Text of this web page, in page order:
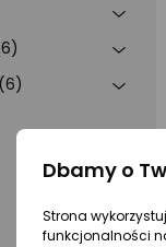
Dbamy o
Strona
funkcjonalności